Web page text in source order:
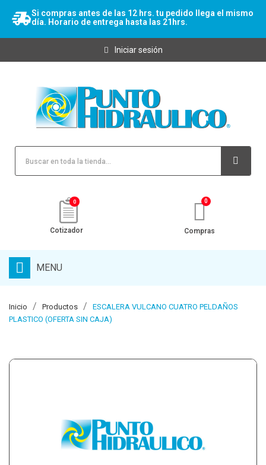
Si compras antes de las 12 hrs. tu pedido llega el mismo
día. Horario de entrega hasta las 21hrs.
Iniciar sesión
0
Cotizador Compras
MENU
Inicio Productos
ESCALERA VULCANO CUATRO PELDAÑOS
PLASTICO (OFERTA SIN CAJA)